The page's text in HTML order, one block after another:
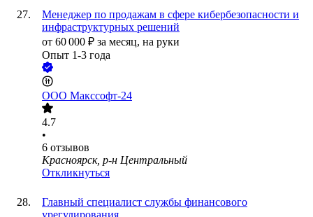
Менеджер по продажам в сфере кибербезопасности и
инфраструктурных решений
от 60 000 ₽ за месяц, на руки
Опыт 1-3 года
ООО Макссофт-24
4.7
•
6 отзывов
Красноярск, р-н Центральный
Откликнуться
Главный специалист службы финансового